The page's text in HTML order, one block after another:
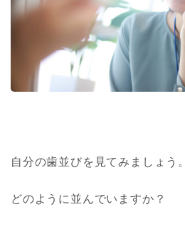
自分の歯並びを見てみましょう。
どのように並んでいますか？